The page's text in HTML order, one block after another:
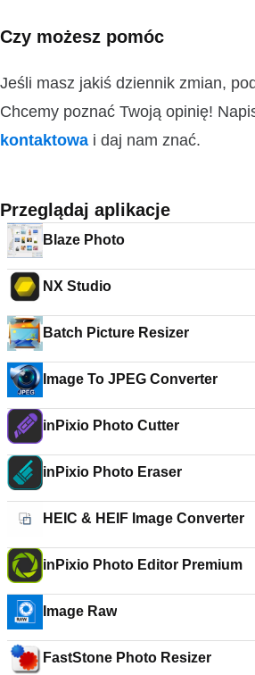
Czy możesz pomóc
Jeśli masz jakiś dziennik zmian,
Chcemy poznać Twoją opinię!
kontaktowa i daj nam znać.
Przeglądaj aplikacje
Blaze Photo
NX Studio
Batch Picture Resizer
Image To JPEG Converter
inPixio Photo Cutter
inPixio Photo Eraser
HEIC & HEIF Image Converter
inPixio Photo Editor Premium
Image Raw
FastStone Photo Resizer